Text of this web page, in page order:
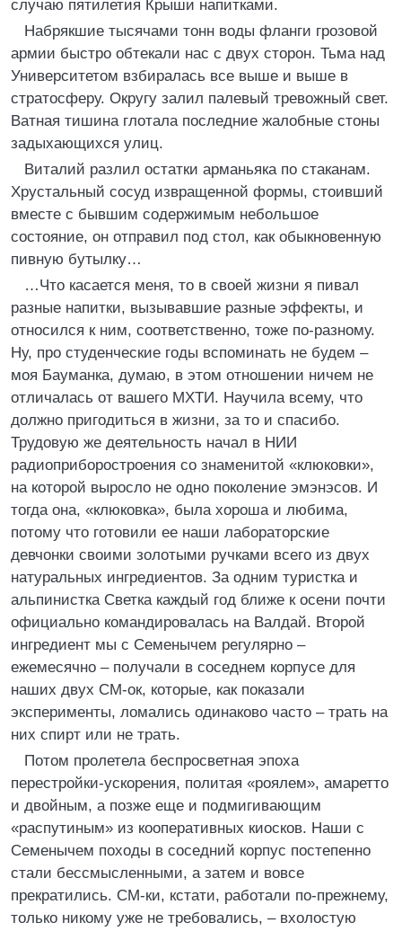
случаю пятилетия Крыши напитками.
Набрякшие тысячами тонн воды фланги грозовой
армии быстро обтекали нас с двух сторон. Тьма над
Университетом взбиралась все выше и выше в
стратосферу. Округу залил палевый тревожный свет.
Ватная тишина глотала последние жалобные стоны
задыхающихся улиц.
Виталий разлил остатки арманьяка по стаканам.
Хрустальный сосуд извращенной формы, стоивший
вместе с бывшим содержимым небольшое
состояние, он отправил под стол, как обыкновенную
пивную бутылку…
…Что касается меня, то в своей жизни я пивал
разные напитки, вызывавшие разные эффекты, и
относился к ним, соответственно, тоже по-разному.
Ну, про студенческие годы вспоминать не будем –
моя Бауманка, думаю, в этом отношении ничем не
отличалась от вашего МХТИ. Научила всему, что
должно пригодиться в жизни, за то и спасибо.
Трудовую же деятельность начал в НИИ
радиоприборостроения со знаменитой «клюковки»,
на которой выросло не одно поколение эмэнэсов. И
тогда она, «клюковка», была хороша и любима,
потому что готовили ее наши лабораторские
девчонки своими золотыми ручками всего из двух
натуральных ингредиентов. За одним туристка и
альпинистка Светка каждый год ближе к осени почти
официально командировалась на Валдай. Второй
ингредиент мы с Семенычем регулярно –
ежемесячно – получали в соседнем корпусе для
наших двух СМ-ок, которые, как показали
эксперименты, ломались одинаково часто – трать на
них спирт или не трать.
Потом пролетела беспросветная эпоха
перестройки-ускорения, политая «роялем», амаретто
и двойным, а позже еще и подмигивающим
«распутиным» из кооперативных киосков. Наши с
Семенычем походы в соседний корпус постепенно
стали бессмысленными, а затем и вовсе
прекратились. СМ-ки, кстати, работали по-прежнему,
только никому уже не требовались, – вхолостую